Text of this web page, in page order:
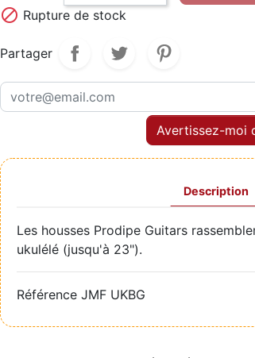
 Rupture de stock
Partager
Avertissez-moi
Description
Les housses Prodipe Guitars
ukulélé (jusqu'à 23").
Référence JMF UKBG